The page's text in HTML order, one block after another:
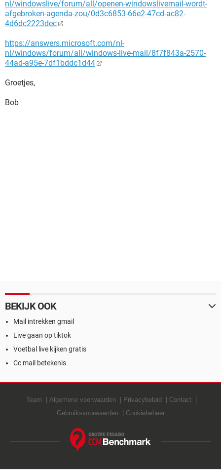
nl/windowslive/forum/all/openen-windowslivemail-wordt-
afgebroken-agenda-zou/0d3c6853-66e2-47cd-ac82-
4d6dc2223dec
https://answers.microsoft.com/nl-
nl/windows/forum/all/windows-live-mail/8f7f843a-2570-
44ad-a95e-7df1bddc1d44
Groetjes,
Bob
BEKIJK OOK
Mail intrekken gmail
Live gaan op tiktok
Voetbal live kijken gratis
Cc mail betekenis
Team Algemene voorwaarden Privacybeleid
Contact
Gebruiksvoorwaarden
Cookiebeheer